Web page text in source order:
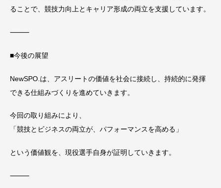
ることで、競技力向上とキャリア形成の両立を支援しています。
⸻
■今後の展望
NewSPO.は、アスリートの価値を社会に接続し、持続的に発揮
できる仕組みづくりを進めていきます。
今回の取り組みにより、
「競技とビジネスの両立が、パフォーマンスを高める」
という価値観を、現役選手自身が証明していきます。
⸻